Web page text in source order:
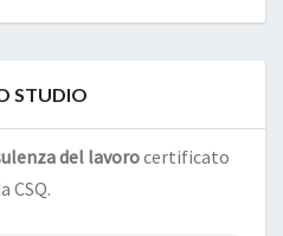
STUDIO
del lavorocertificato
CSQ.